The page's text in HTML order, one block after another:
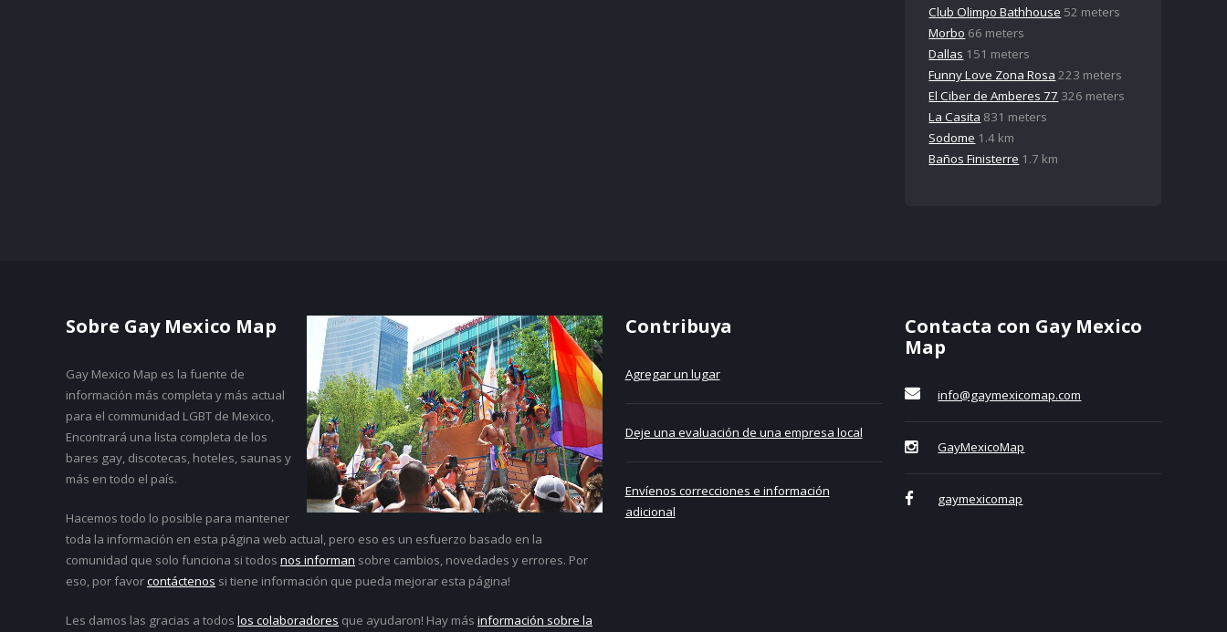
Club Olimpo Bathhouse 52 meters
Morbo 66 meters
Dallas 151 meters
Funny Love Zona Rosa 223 meters
El Ciber de Amberes 77 326 meters
La Casita 831 meters
Sodome 1.4 km
Baños Finisterre 1.7 km
Sobre Gay Mexico Map
Gay Mexico Map es la fuente de
información más completa y más actual
para el communidad LGBT de Mexico,
Encontrará una lista completa de los
bares gay, discotecas, hoteles, saunas y
más en todo el país.
Hacemos todo lo posible para mantener
toda la información en esta página web actual, pero eso es un esfuerzo basado en la
comunidad que solo funciona si todos nos informan sobre cambios, novedades y errores. Por
eso, por favorcontáctenos si tiene información que pueda mejorar esta página!
Les damos las gracias a todos los colaboradores que ayudaron! Hay más información sobre la
Contribuya
Agregar un lugar
Deje una evaluación de una empresa local
Envíenos correcciones e información
adicional
Contacta con Gay Mexico
Map
info@gaymexicomap.com
GayMexicoMap
gaymexicomap